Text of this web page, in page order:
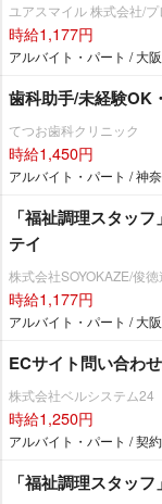
ユアスマイル 株式会社/
時給1,177円
アルバイト・パート / 大
歯科助手/未経験OK
てつお歯科クリニック
時給1,450円
アルバイト・パート / 神
「福祉調理スタッ
テイ
株式会社SOYOKAZE/俊
時給1,177円
アルバイト・パート / 大
ECサイト問い合わ
株式会社ベルシステム24
時給1,250円
アルバイト・パート / 契
「福祉調理スタッ